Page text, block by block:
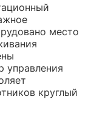
место
управления
круглый